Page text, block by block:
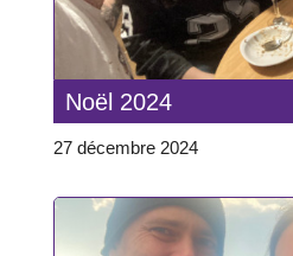
Noël 2024
27 décembre 2024